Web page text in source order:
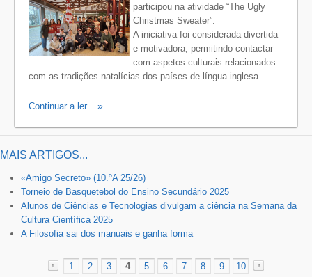
participou na atividade “The Ugly
Christmas Sweater”.
A iniciativa foi considerada divertida
e motivadora, permitindo contactar
com aspetos culturais relacionados
com as tradições natalícias dos países de língua inglesa.
Continuar a ler...
MAIS ARTIGOS...
«Amigo Secreto» (10.ºA 25/26)
Torneio de Basquetebol do Ensino Secundário 2025
Alunos de Ciências e Tecnologias divulgam a ciência na Semana da
Cultura Científica 2025
A Filosofia sai dos manuais e ganha forma
«
1 2 3 4 5 6 7 8 9 10